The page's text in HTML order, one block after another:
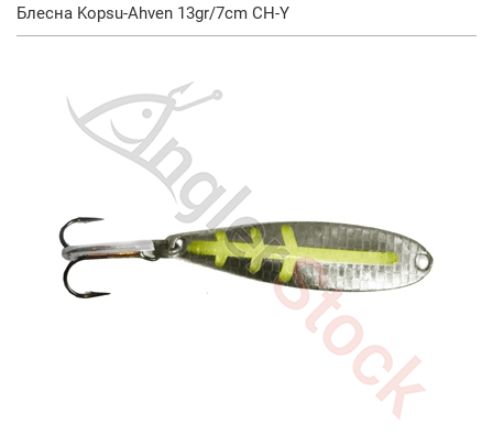
Блесна Kopsu-Ahven 13gr/7cm CH-Y